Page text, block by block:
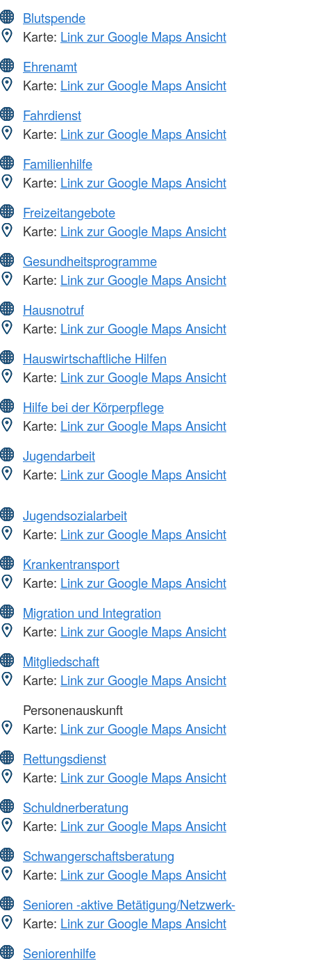
Blutspende
Karte: Link zur Google Maps Ansicht
Ehrenamt
Karte: Link zur Google Maps Ansicht
Fahrdienst
Karte: Link zur Google Maps Ansicht
Familienhilfe
Karte: Link zur Google Maps Ansicht
Freizeitangebote
Karte: Link zur Google Maps Ansicht
Gesundheitsprogramme
Karte: Link zur Google Maps Ansicht
Hausnotruf
Karte: Link zur Google Maps Ansicht
Hauswirtschaftliche Hilfen
Karte: Link zur Google Maps Ansicht
Hilfe bei der Körperpflege
Karte: Link zur Google Maps Ansicht
Jugendarbeit
Karte: Link zur Google Maps Ansicht
Jugendsozialarbeit
Karte: Link zur Google Maps Ansicht
Krankentransport
Karte: Link zur Google Maps Ansicht
Migration und Integration
Karte: Link zur Google Maps Ansicht
Mitgliedschaft
Karte: Link zur Google Maps Ansicht
Personenauskunft
Karte: Link zur Google Maps Ansicht
Rettungsdienst
Karte: Link zur Google Maps Ansicht
Schuldnerberatung
Karte: Link zur Google Maps Ansicht
Schwangerschaftsberatung
Karte: Link zur Google Maps Ansicht
Senioren -aktive Betätigung/Netzwerk-
Karte: Link zur Google Maps Ansicht
Seniorenhilfe